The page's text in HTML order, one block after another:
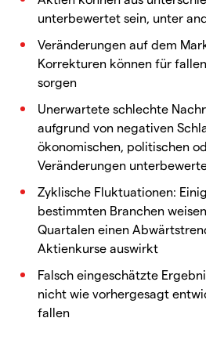
unterbewertet sein, unter
Veränderungen auf dem
Korrekturen können für
sorgen
Unerwartete schlechte
aufgrund von negativen
ökonomischen, politischen
Veränderungen
Zyklische Fluktuationen:
bestimmten Branchen
Quartalen einen
Aktienkurse auswirkt
Falsch eingeschätzte
nicht wie vorhergesagt
fallen